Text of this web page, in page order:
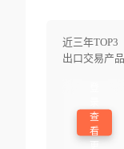
近三年TOP3
出口交易产品
查
看